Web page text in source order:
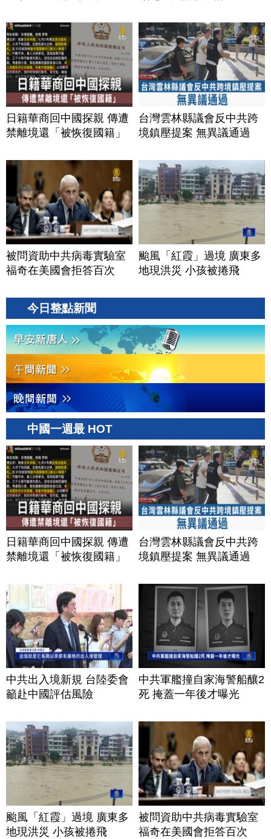
日籍華商回中國探親 傳遭
禁離境還「被恢復國籍」
台灣雲林縣議會反中共跨
境鎮壓提案 無異議通過
被問資助中共病毒實驗室
福奇在美國會拒答百次
颱風「紅霞」過境 廣東多
地現洪災 小孩被捲飛
今日整點新聞
中國一週最 HOT
日籍華商回中國探親 傳遭
禁離境還「被恢復國籍」
台灣雲林縣議會反中共跨
境鎮壓提案 無異議通過
中共出入境新規 台陸委會
籲赴中國評估風險
中共軍艦撞自家海警船釀2
死 掩蓋一年後才曝光
颱風「紅霞」過境 廣東多
地現洪災 小孩被捲飛
被問資助中共病毒實驗室
福奇在美國會拒答百次